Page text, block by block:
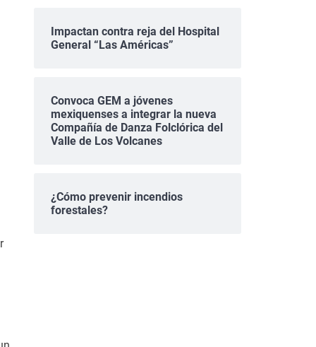
Impactan contra reja del Hospital
General “Las Américas”
Convoca GEM a jóvenes
mexiquenses a integrar la nueva
Compañía de Danza Folclórica del
Valle de Los Volcanes
¿Cómo prevenir incendios
forestales?